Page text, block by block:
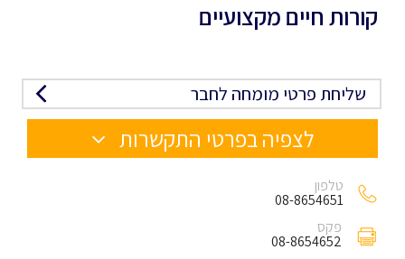
קורות חיים מקצועיים
שליחת פרטי מומחה לחבר
לצפיה בפרטי התקשרות
טלפון
08-8654651
פקס
08-8654652